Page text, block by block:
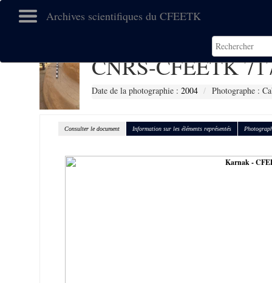
Archives scientifiques du CFEETK
CNRS-CFEETK
Date de la photographie : 2004 Photographe :
Consulter le document Information sur les éléments représentés